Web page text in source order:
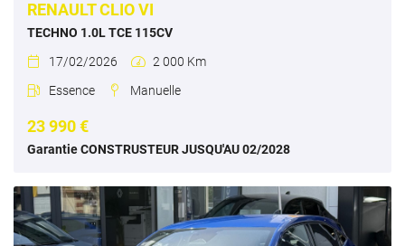
RENAULT CLIO VI
TECHNO 1.0L TCE 115CV
 17/02/2026  2 000 Km
 Essence  Manuelle
23 990 €
Garantie CONSTRUSTEUR JUSQU'AU 02/2028